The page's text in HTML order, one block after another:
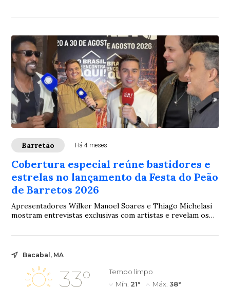
Barretão Há 4 meses
Cobertura especial reúne bastidores e
estrelas no lançamento da Festa do Peão
de Barretos 2026
Apresentadores Wilker Manoel Soares e Thiago Michelasi
mostram entrevistas exclusivas com artistas e revelam os
para o Barretão 2026
Bacabal, MA
33°
Tempo limpo
Mín. 21° Máx. 38°